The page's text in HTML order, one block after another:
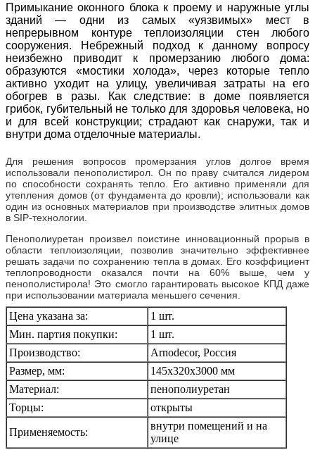
Примыкание оконного блока к проему и наружные углы
зданий — одни из самых «уязвимых» мест в
непрерывном контуре теплоизоляции стен любого
сооружения. Небрежный подход к данному вопросу
неизбежно приводит к промерзанию любого дома:
образуются «мостики холода», через которые тепло
активно уходит на улицу, увеличивая затраты на его
обогрев в разы. Как следствие: в доме появляется
грибок, губительный не только для здоровья человека, но
и для всей конструкции; страдают как снаружи, так и
внутри дома отделочные материалы.
Для решения вопросов промерзания углов долгое время
использовали пенополистирол. Он по праву считался лидером
по способности сохранять тепло. Его активно применяли для
утепления домов (от фундамента до кровли); использовали как
один из основных материалов при производстве элитных домов
в SIP-технологии.
Пенополиуретан произвел поистине инновационный прорыв в
области теплоизоляции, позволив значительно эффективнее
решать задачи по сохранению тепла в домах. Его коэффициент
теплопроводности оказался почти на 60% выше, чем у
пенополистирола! Это смогло гарантировать высокое КПД даже
при использовании материала меньшего сечения.
Цена указана за:
1 шт.
Мин. партия покупки:
1 шт.
Производство:
Arnodecor, Россия
Размер, мм:
145х320х3000 мм
Материал:
пенополиуретан
Торцы:
открыты
Применяемость:
внутри помещений и на
улице